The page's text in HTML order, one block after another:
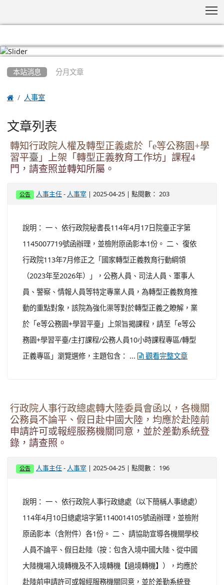
本站消息 分月文章
 人事室
文章列表
轉知行政院人權及轉型正義處於「e等公務園+學
習平臺」上架「轉型正義教育工作坊」課程4
門，請查照並轉知所屬。
公告 人事主任 - 人事室 | 2025-04-25 | 點閱數： 203
說明： 一、 依行政院秘書長114年4月17日院臺正字第
1145007719號函辦理，並檢附原函影本1份。 二、 復依
行政院113年7月修正之「國家轉型正義教育行動綱領
（2023年至2026年）」，公務人員、司法人員、軍事人
員、警察、情報人員等特定專業人員，為轉型正義教育推
動的重點對象，該院為強化渠等對於轉型正義之瞭解，業
於「e等公務園+學習平臺」上架旨揭課程，請至「e等公
務園+學習平臺/主打課程/公務人員10小時課程專區/轉型
正義專區」瀏覽選修，主題包含： ...
觀看完整文章
行政院人事行政總處轉大陸委員會函以，各機關
公務員不論平、假日赴中國大陸，均應於赴陸前
申請許可或報經服務機關同意，並於差勤系統登
錄，請查照。
公告 人事主任 - 人事室 | 2025-04-25 | 點閱數： 196
說明： 一、 依行政院人事行政總處（以下簡稱人事總處）
114年4月10日總處培字第1140014105號函辦理，並檢附
原函影本（含附件）各1份。 二、 請協助宣導各機關學校
人員不論平、假日赴陸（按：包含入境中國大陸、從中國
大陸機場入境轉機及不入境轉機【過境轉機】），均應於
赴陸前申請許可或報經服務機關同意，並於差勤系統登